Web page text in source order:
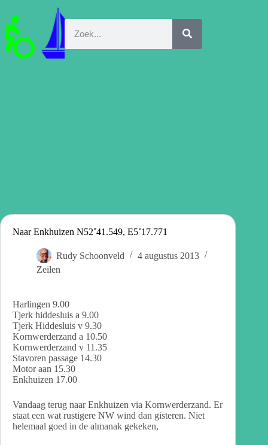
Naar Enkhuizen N52˚41.549, E5˚17.771
Rudy Schoonveld
4 augustus 2013
Zeilen
Harlingen 9.00
Tjerk hiddesluis a 9.00
Tjerk Hiddesluis v 9.30
Kornwerderzand a 10.50
Kornwerderzand v 11.35
Stavoren passage 14.30
Motor aan 15.30
Enkhuizen 17.00
Vandaag terug naar Enkhuizen via Kornwerderzand. Er
staat een wat rustigere NW wind dan gisteren. Niet
helemaal goed in de almanak gekeken,